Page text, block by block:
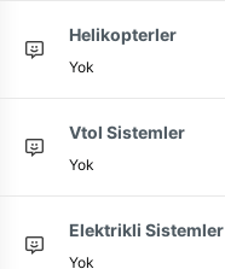
Helikopterler
Yok
Vtol Sistemler
Yok
Elektrikli Sistemler
Yok